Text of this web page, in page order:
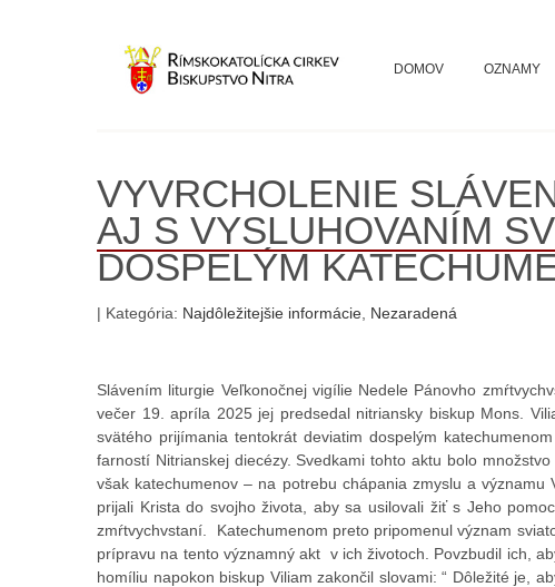
DOMOV OZNAMY
VYVRCHOLENIE
AJ S VYSLUHOVANÍM
DOSPELÝM
| Kategória: Najdôležitejšie informácie Nezaradená
Slávením liturgie Veľkonočnej vigílie Nedele Pánovho
večer 19. apríla 2025 jej predsedal nitriansky biskup Mons.
svätého prijímania tentokrát deviatim dospelým
farností Nitrianskej diecézy. Svedkami tohto aktu bolo
však katechumenov – na potrebu chápania zmyslu a
prijali Krista do svojho života, aby sa usilovali žiť s Jeho
zmŕtvychvstaní. Katechumenom preto pripomenul význam
prípravu na tento významný akt v ich životoch. Povzbudil ich,
homíliu napokon biskup Viliam zakončil slovami: “ Dôležité je,